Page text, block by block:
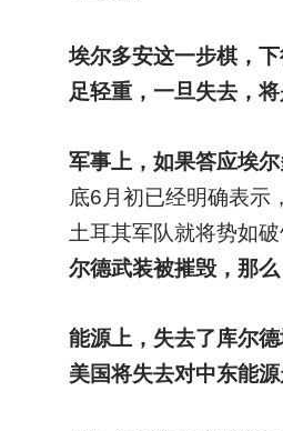
埃尔多安这一步棋，
足轻重，一旦失去，
军事上，如果答应埃
底6月初已经明确表示
土耳其军队就将势如
尔德武装被摧毁，那
能源上，失去了库尔
美国将失去对中东能源